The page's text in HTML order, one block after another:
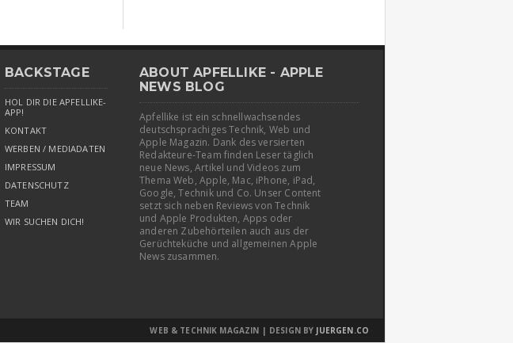
BACKSTAGE
HOL DIR DIE APFELLIKE-
APP!
KONTAKT
WERBEN / MEDIADATEN
IMPRESSUM
DATENSCHUTZ
TEAM
WIR SUCHEN DICH!
ABOUT APFELLIKE - APPLE
NEWS BLOG
Apfellike ist ein schnellwachsendes
deutschsprachiges Technik, Web und
Apple Magazin. Dank des versierten
Redakteure-Team finden Leser täglich
neue News, Artikel und Videos zum
Thema Web, Apple, Mac, iPhone, iPad,
Google, Technik und Co. Unser Content
setzt sich neben Reviews von Technik
und Apple Produkten, Apps oder
anderen Zubehörteilen auch aus der
Gerüchteküche und allgemeinen Apple
News zusammen.
WEB & TECHNIK MAGAZIN | DESIGN BY JUERGEN.CO